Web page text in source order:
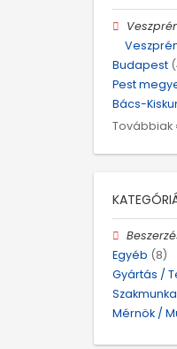
Budapest
Pest
Bács-
Továbbiak
Egyéb (8)
Gyártás /
Mérnök /